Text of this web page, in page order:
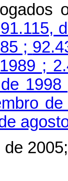
91.115,
;
;
de